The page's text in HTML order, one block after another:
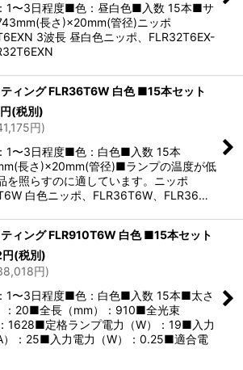
1〜3日程度■色：昼白色■入数 15本■サ
長さ)×20mm(管径)ニッポ
3波長 昼白色ニッポ、FLR32T6EX-
ィング FLR36T6W 白色 ■15本セット
円(税別)
円)
1〜3日程度■色：白色■入数 15本
長さ)×20mm(管径)■ランプの温度が低
を照らすのに適しています。ニッポ
白色ニッポ、FLR36T6W、FLR36…
ィング FLR910T6W 白色 ■15本セット
円(税別)
円)
1〜3日程度■色：白色■入数 15本■太さ
：20■全長（mm）：910■全光束
：1628■定格ランプ電力（W）：19■入力
）：25■入力電力（W）：0.25■適合電